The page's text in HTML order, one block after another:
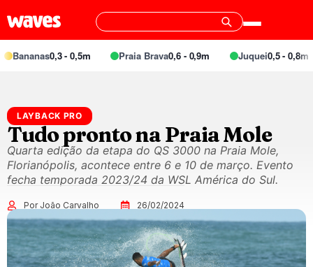
0,3 - 0,5m Praia Brava0,6 - 0,9m Juquei0,5 - 0,8m
LAYBACK PRO
Tudo pronto na Praia Mole
Quarta edição da etapa do QS 3000 na Praia Mole,
Florianópolis, acontece entre 6 e 10 de março. Evento
fecha temporada 2023/24 da WSL América do Sul.
Por João Carvalho 26/02/2024